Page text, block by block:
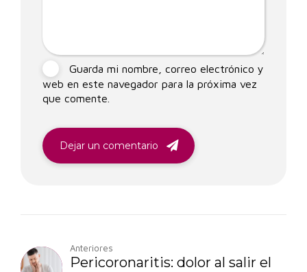
Guarda mi nombre, correo electrónico y
web en este navegador para la próxima vez
que comente.
Dejar un comentario
Anteriores
Pericoronaritis: dolor al salir el